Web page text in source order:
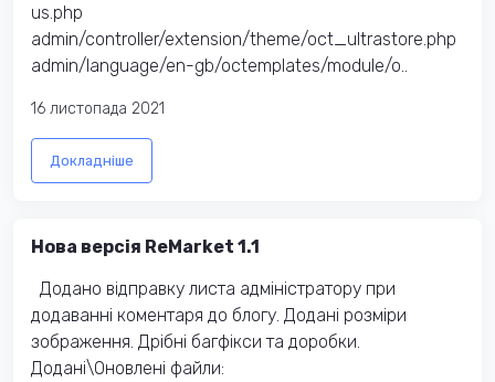
us.php
admin/controller/extension/theme/oct_ultrastore.php
admin/language/en-gb/octemplates/module/o..
16 листопада 2021
Докладніше
Нова версія ReMarket 1.1
Додано відправку листа адміністратору при
додаванні коментаря до блогу. Додані розміри
зображення. Дрібні багфікси та доробки.
Додані\Оновлені файли: